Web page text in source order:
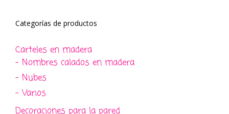
Categorías de productos
Carteles en madera
- Nombres calados en madera
- Nubes
- Varios
Decoraciones para la pared